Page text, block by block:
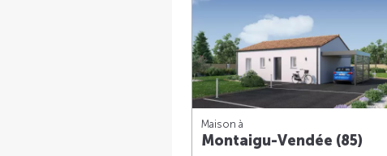
Maison à
Montaigu-Vendée (85)